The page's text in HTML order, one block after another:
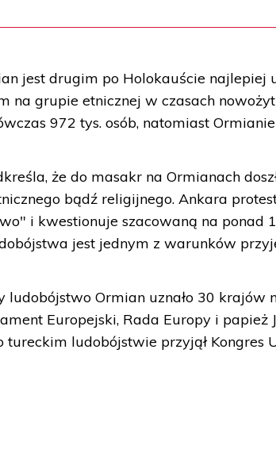
jest drugim po Holokauście
na grupie etnicznej w czasach
972 tys. osób, natomiast
że do masakr na Ormianach
bądź religijnego. Ankara
i kwestionuje szacowaną na ponad
jest jednym z warunków
ludobójstwo Ormian uznało 30 krajów
Europejski, Rada Europy i papież
tureckim ludobójstwie przyjął Kongres